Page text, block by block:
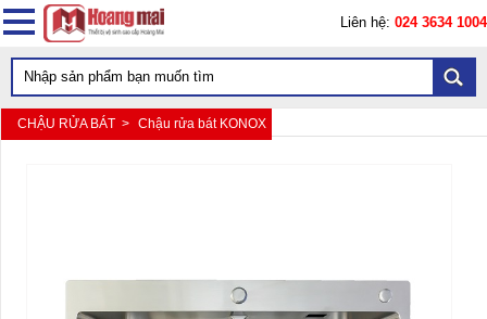
Liên hệ: 024 3634 1004
CHẬU RỬA BÁT > Chậu rửa bát KONOX